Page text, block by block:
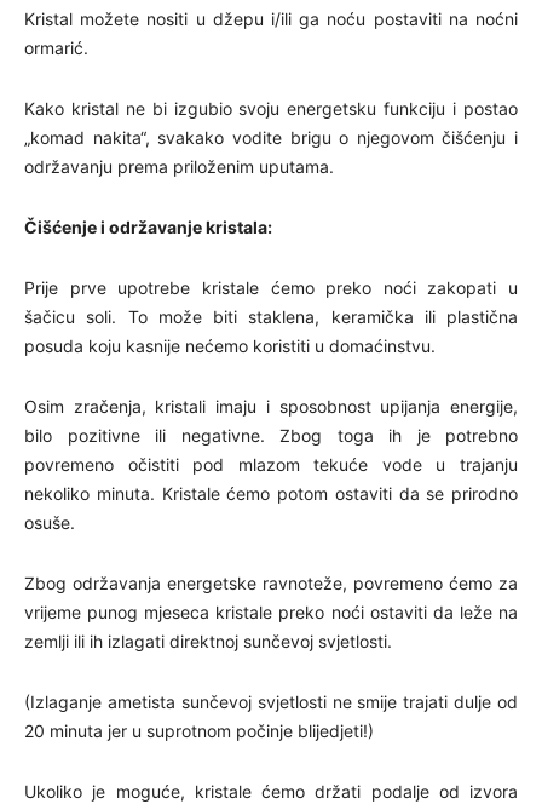
Kristal možete nositi u džepu i/ili ga noću postaviti na noćni
ormarić.
Kako kristal ne bi izgubio svoju energetsku funkciju i postao
„komad nakita“, svakako vodite brigu o njegovom čišćenju i
održavanju prema priloženim uputama.
Čišćenje i održavanje kristala:
Prije prve upotrebe kristale ćemo preko noći zakopati u
šačicu soli. To može biti staklena, keramička ili plastična
posuda koju kasnije nećemo koristiti u domaćinstvu.
Osim zračenja, kristali imaju i sposobnost upijanja energije,
bilo pozitivne ili negativne. Zbog toga ih je potrebno
povremeno očistiti pod mlazom tekuće vode u trajanju
nekoliko minuta. Kristale ćemo potom ostaviti da se prirodno
osuše.
Zbog održavanja energetske ravnoteže, povremeno ćemo za
vrijeme punog mjeseca kristale preko noći ostaviti da leže na
zemlji ili ih izlagati direktnoj sunčevoj svjetlosti.
(Izlaganje ametista sunčevoj svjetlosti ne smije trajati dulje od
20 minuta jer u suprotnom počinje blijedjeti!)
Ukoliko je moguće, kristale ćemo držati podalje od izvora